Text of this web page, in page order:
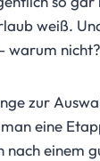
weiß.
warum nicht?
zur
eine
einem